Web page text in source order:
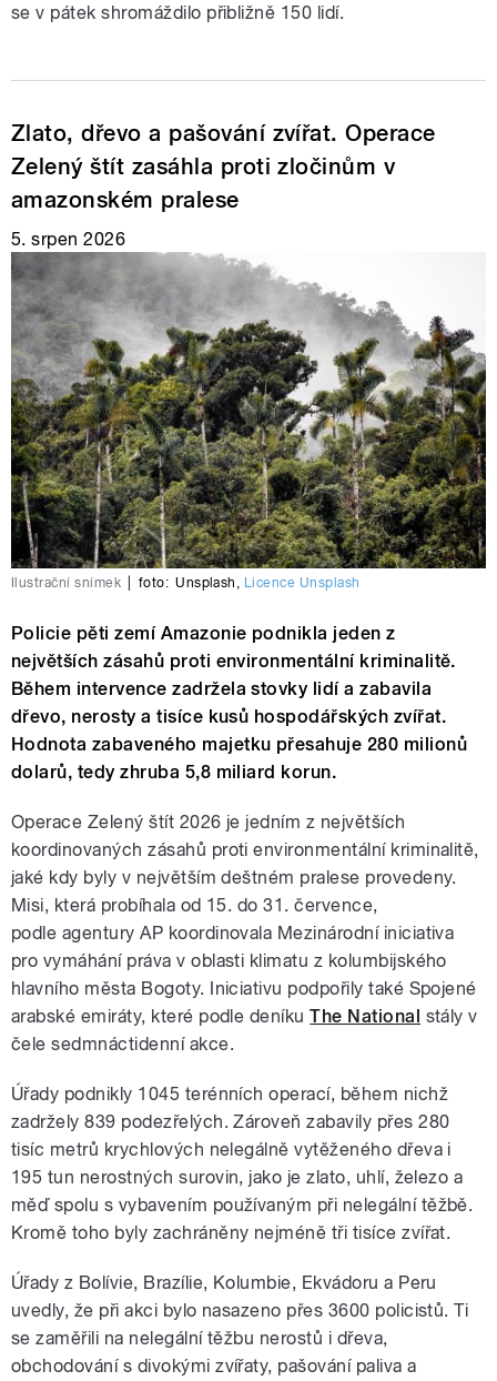
se v pátek shromáždilo přibližně 150 lidí.
Zlato, dřevo a pašování zvířat. Operace
Zelený štít zasáhla proti zločinům v
amazonském pralese
5. srpen 2026
Ilustrační snímek foto: Unsplash , Licence Unsplash
Policie pěti zemí Amazonie podnikla jeden z
největších zásahů proti environmentální kriminalitě.
Během intervence zadržela stovky lidí a zabavila
dřevo, nerosty a tisíce kusů hospodářských zvířat.
Hodnota zabaveného majetku přesahuje 280 milionů
dolarů, tedy zhruba 5,8 miliard korun.
Operace Zelený štít 2026 je jedním z největších
koordinovaných zásahů proti environmentální kriminalitě,
jaké kdy byly v největším deštném pralese provedeny.
Misi, která probíhala od 15. do 31. července,
podle agentury AP koordinovala Mezinárodní iniciativa
pro vymáhání práva v oblasti klimatu z kolumbijského
hlavního města Bogoty. Iniciativu podpořily také Spojené
arabské emiráty, které podle deníkuThe National stály v
čele sedmnáctidenní akce.
Úřady podnikly 1045 terénních operací, během nichž
zadržely 839 podezřelých. Zároveň zabavily přes 280
tisíc metrů krychlových nelegálně vytěženého dřeva i
195 tun nerostných surovin, jako je zlato, uhlí, železo a
měď spolu s vybavením používaným při nelegální těžbě.
Kromě toho byly zachráněny nejméně tři tisíce zvířat.
Úřady z Bolívie, Brazílie, Kolumbie, Ekvádoru a Peru
uvedly, že při akci bylo nasazeno přes 3600 policistů. Ti
se zaměřili na nelegální těžbu nerostů i dřeva,
obchodování s divokými zvířaty, pašování paliva a